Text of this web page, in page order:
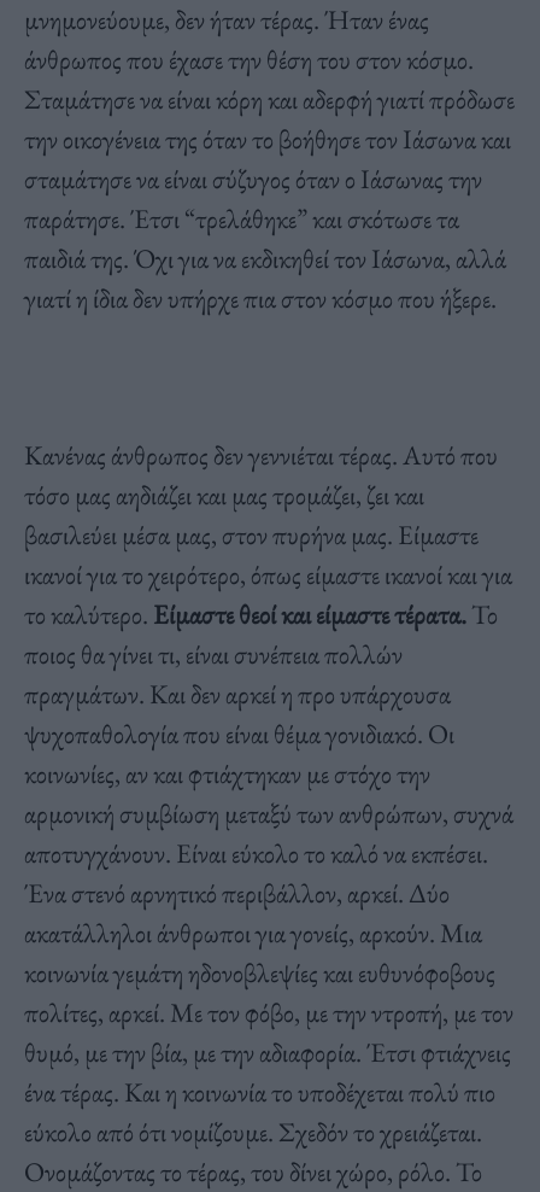
μνημονεύουμε, δεν ήταν τέρας. Ήταν ένας
άνθρωπος που έχασε την θέση του στον κόσμο.
Σταμάτησε να είναι κόρη και αδερφή γιατί πρόδωσε
την οικογένεια της όταν το βοήθησε τον Ιάσωνα και
σταμάτησε να είναι σύζυγος όταν ο Ιάσωνας την
παράτησε. Έτσι “τρελάθηκε” και σκότωσε τα
παιδιά της. Όχι για να εκδικηθεί τον Ιάσωνα, αλλά
γιατί η ίδια δεν υπήρχε πια στον κόσμο που ήξερε.
Κανένας άνθρωπος δεν γεννιέται τέρας. Αυτό που
τόσο μας αηδιάζει και μας τρομάζει, ζει και
βασιλεύει μέσα μας, στον πυρήνα μας. Είμαστε
ικανοί για το χειρότερο, όπως είμαστε ικανοί και για
το καλύτερο. Είμαστε θεοί και είμαστε τέρατα.Το
ποιος θα γίνει τι, είναι συνέπεια πολλών
πραγμάτων. Και δεν αρκεί η προ υπάρχουσα
ψυχοπαθολογία που είναι θέμα γονιδιακό. Οι
κοινωνίες, αν και φτιάχτηκαν με στόχο την
αρμονική συμβίωση μεταξύ των ανθρώπων, συχνά
αποτυγχάνουν. Είναι εύκολο το καλό να εκπέσει.
Ένα στενό αρνητικό περιβάλλον, αρκεί. Δύο
ακατάλληλοι άνθρωποι για γονείς, αρκούν. Μια
κοινωνία γεμάτη ηδονοβλεψίες και ευθυνόφοβους
πολίτες, αρκεί. Με τον φόβο, με την ντροπή, με τον
θυμό, με την βία, με την αδιαφορία. Έτσι φτιάχνεις
ένα τέρας. Και η κοινωνία το υποδέχεται πολύ πιο
εύκολο από ότι νομίζουμε. Σχεδόν το χρειάζεται.
Ονομάζοντας το τέρας, του δίνει χώρο, ρόλο. Το